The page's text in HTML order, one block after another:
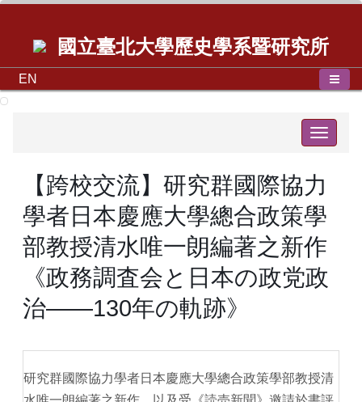
國立臺北大學歷史學系暨研究所
EN
Toggle
【跨校交流】研究群國際協力
學者日本慶應大學總合政策學
部教授清水唯一朗編著之新作
《政務調査会と日本の政党政
治――130年の軌跡》
研究群國際協力學者日本慶應大學總合政策學部教授清